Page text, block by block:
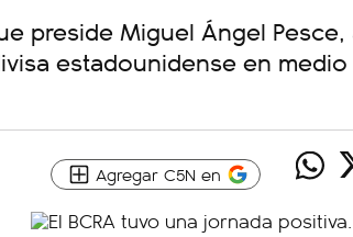
preside Miguel Ángel
estadounidense en
Agregar C5N en